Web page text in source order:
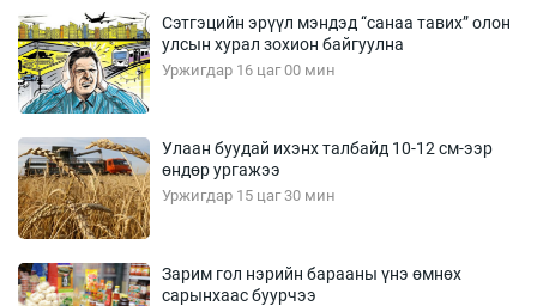
Сэтгэцийн эрүүл мэндэд “санаа тавих” олон
улсын хурал зохион байгуулна
Уржигдар 16 цаг 00 мин
Улаан буудай ихэнх талбайд 10-12 см-ээр
өндөр ургажээ
Уржигдар 15 цаг 30 мин
Зарим гол нэрийн барааны үнэ өмнөх
сарынхаас буурчээ